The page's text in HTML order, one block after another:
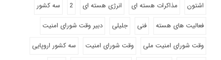
اشتون
مذاکرات هسته ای انرژی هسته ای 2
سه کشور
فعالیت های هسته
فنی جلیلی
دبیر وقت شورای امنیت
وقت شورای امنیت ملی
وقت شورای امنیت
سه کشور اروپایی